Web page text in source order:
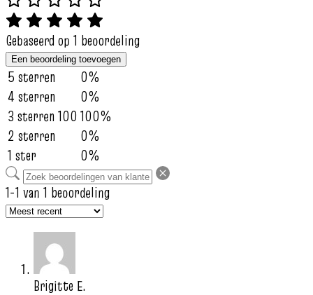
Gebaseerd op 1 beoordeling
Een beoordeling toevoegen
5 sterren
0%
4 sterren
0%
3 sterren 100 100%
2 sterren
0%
1 ster
0%
1-1 van 1 beoordeling
Brigitte E.